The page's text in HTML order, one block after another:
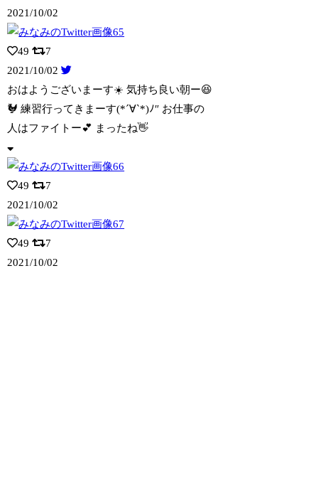
2021/10/02
49
7
2021/10/02
おはようございまーす☀️ 気持ち良い朝ー😆
🐓 練習行ってきまーす(*´∀︎`*)ﾉ″ お仕事の
人はファイトー💕 まったね👋
49
7
2021/10/02
49
7
2021/10/02